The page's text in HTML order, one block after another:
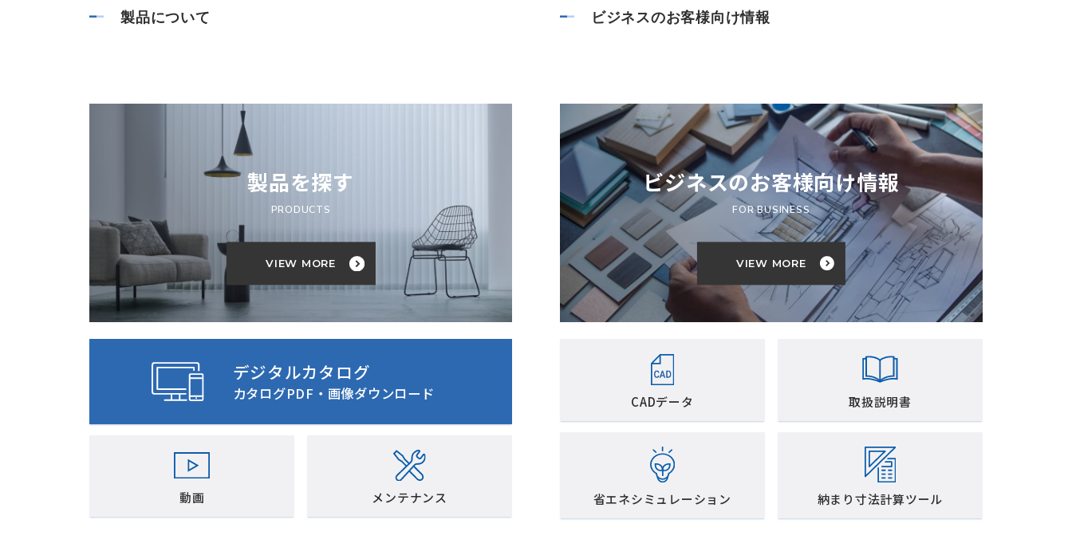
製品について
製品を探す
PRODUCTS
VIEW MORE
デジタルカタログ
カタログPDF・画像ダウンロード
動画 メンテナンス
ビジネスのお客様向け情報
ビジネスのお客様向け情報
FOR BUSINESS
VIEW MORE
CADデータ 取扱説明書
省エネシミュレーション 納まり寸法計算ツール